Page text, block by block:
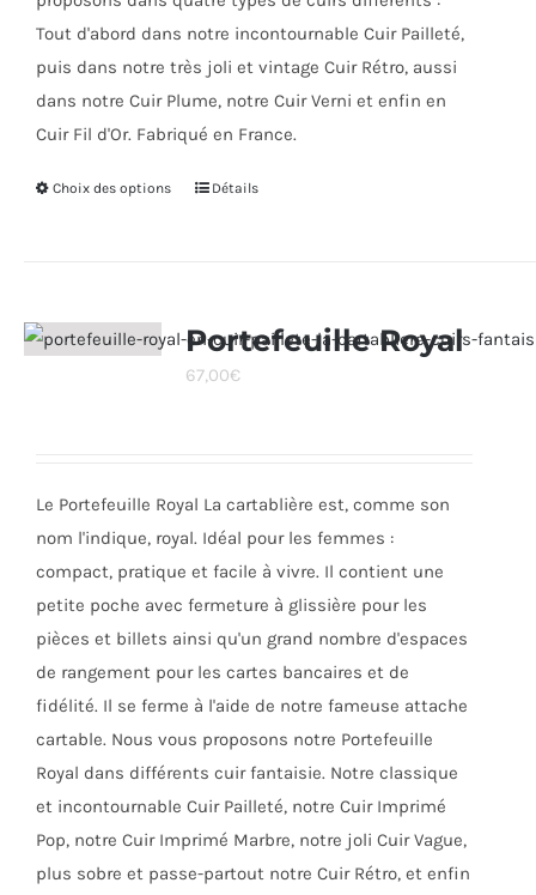
Tout d'abord dans notre incontournable Cuir Pailleté,
puis dans notre très joli et vintage Cuir Rétro, aussi
dans notre Cuir Plume, notre Cuir Verni et enfin en
Cuir Fil d'Or. Fabriqué en France.
Choix des options
Ce
variations.
Les
choisies
sur
du
produit
Détails
Portefeuille Royal
67,00€
Le Portefeuille Royal La cartablière est, comme son
nom l'indique, royal. Idéal pour les femmes :
compact, pratique et facile à vivre. Il contient une
petite poche avec fermeture à glissière pour les
pièces et billets ainsi qu'un grand nombre d'espaces
de rangement pour les cartes bancaires et de
fidélité. Il se ferme à l'aide de notre fameuse attache
cartable. Nous vous proposons notre Portefeuille
Royal dans différents cuir fantaisie. Notre classique
et incontournable Cuir Pailleté, notre Cuir Imprimé
Pop, notre Cuir Imprimé Marbre, notre joli Cuir Vague,
plus sobre et passe-partout notre Cuir Rétro, et enfin